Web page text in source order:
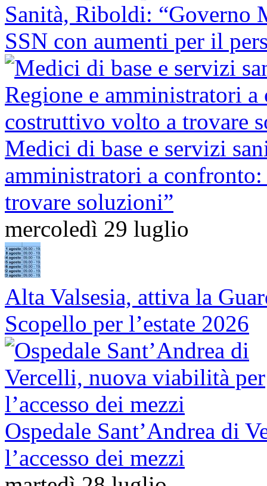
Sanità, Riboldi: “Governo
SSN con aumenti per il
Medici di base e servizi
amministratori a
trovare soluzioni”
mercoledì 29 luglio
Alta Valsesia, attiva la
Scopello per l’estate 2026
Ospedale Sant’Andrea di
l’accesso dei mezzi